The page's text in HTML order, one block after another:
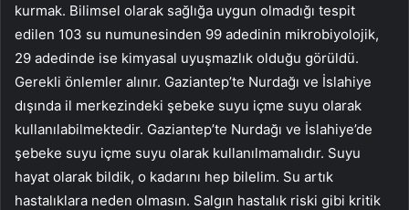
kurmak. Bilimsel olarak sağlığa uygun olmadığı tespit
edilen 103 su numunesinden 99 adedinin mikrobiyolojik,
29 adedinde ise kimyasal uyuşmazlık olduğu görüldü.
Gerekli önlemler alınır. Gaziantep’te Nurdağı ve İslahiye
dışında il merkezindeki şebeke suyu içme suyu olarak
kullanılabilmektedir. Gaziantep’te Nurdağı ve İslahiye’de
şebeke suyu içme suyu olarak kullanılmamalıdır. Suyu
hayat olarak bildik, o kadarını hep bilelim. Su artık
hastalıklara neden olmasın. Salgın hastalık riski gibi kritik